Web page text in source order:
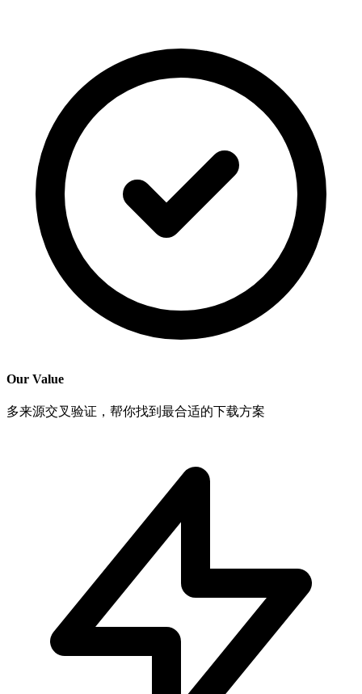
Our Value
多来源交叉验证，帮你找到最合适的下载方案